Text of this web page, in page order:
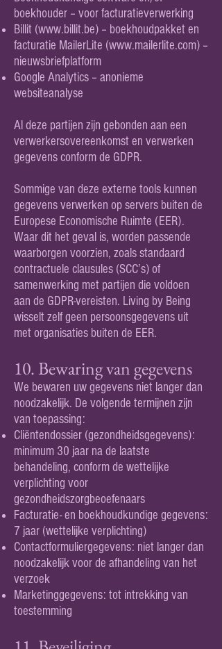
boekhouder – voor facturatieverwerking
Billit (www.billit.be) – boekhoudpakket en
facturatie MailerLite (www.mailerlite.com) –
nieuwsbriefplatform
Google Analytics – anonieme
websiteanalyse
Al deze partijen zijn gebonden aan een
verwerkersovereenkomst en verwerken
gegevens conform de GDPR.
Sommige van deze externe tools kunnen
gegevens verwerken op servers buiten de
Europese Economische Ruimte (EER).
Waar dit het geval is, worden passende
waarborgen voorzien, zoals standaard
contractuele clausules (SCC’s) of
samenwerking met partijen die voldoen
aan de GDPR-vereisten. Living by Being
wisselt zelf geen persoonsgegevens uit
met organisaties buiten de EER.
10. Bewaring van gegevens
We bewaren uw gegevens niet langer dan
noodzakelijk. De volgende termijnen zijn
van toepassing:
Cliëntendossier (gezondheidsgegevens):
minimum 30 jaar na de laatste
behandeling, conform de wettelijke
verplichting voor
gezondheidszorgbeoefenaars
Facturatie- en boekhoudkundige gegevens:
7 jaar (wettelijke verplichting)
Contactformuliergegevens: niet langer dan
noodzakelijk voor de afhandeling van het
verzoek
Marketinggegevens: tot intrekking van
toestemming